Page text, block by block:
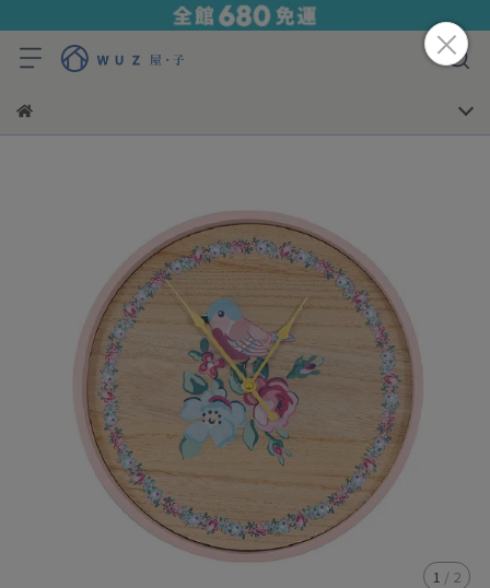
1 / 2